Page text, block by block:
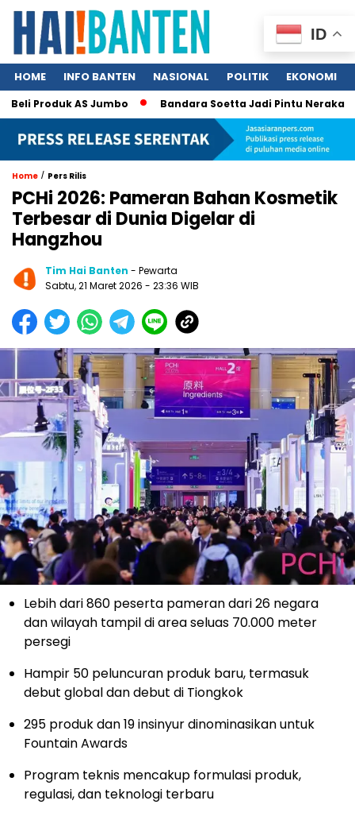
HOME INFO BANTEN NASIONAL POLITIK EKONOMI
Produk AS Jumbo Bandara Soetta Jadi Pintu Neraka
Home / Pers Rilis
PCHi 2026: Pameran Bahan Kosmetik
Terbesar di Dunia Digelar di
Hangzhou
Tim Hai Banten - Pewarta
Sabtu, 21 Maret 2026 - 23:36 WIB
Lebih dari 860 peserta pameran dari 26 negara
dan wilayah tampil di area seluas 70.000 meter
persegi
Hampir 50 peluncuran produk baru, termasuk
debut global dan debut di Tiongkok
295 produk dan 19 insinyur dinominasikan untuk
Fountain Awards
Program teknis mencakup formulasi produk,
regulasi, dan teknologi terbaru
ID